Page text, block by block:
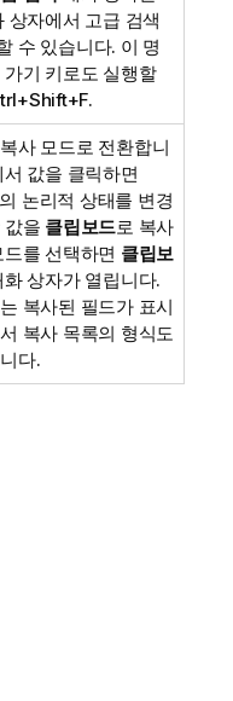
상자에서 고급 검색
수 있습니다. 이 명
기 키로도 실행할
사 모드로 전환합니
값을 클릭하면
논리적 상태를 변경
값을 클립보드로 복사
를 선택하면 클립보
상자가 열립니다.
복사된 필드가 표시
복사 목록의 형식도
다.